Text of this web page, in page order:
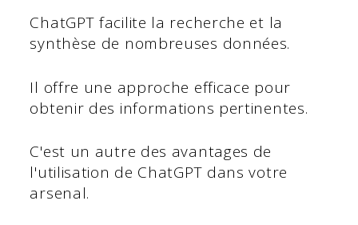
ChatGPT facilite la recherche et la
synthèse de nombreuses données.
Il offre une approche efficace pour
obtenir des informations pertinentes.
C'est un autre des avantages de
l'utilisation de ChatGPT dans votre
arsenal.